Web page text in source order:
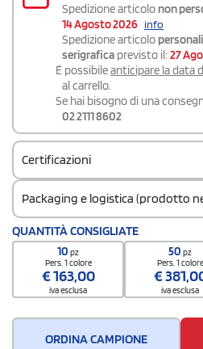
Spedizione articolo non
14 Agosto 2026 info
Spedizione articolo
serigrafica previsto il: 27
É possibileanticipare la data
al carrello.
Se hai bisogno di una
02 2111 8602
Certificazioni
Packaging e logistica (prodotto
Codice doganale
42029298
QUANTITÀ CONSIGLIATE
10pz
Pers. 1 colore
€163,00
iva esclusa
50pz
Pers. 1 colore
€
iva esclusa
ORDINA CAMPIONE